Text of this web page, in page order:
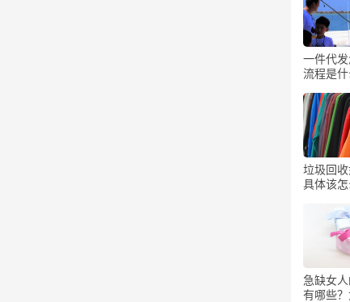
一件代发
流程是什
垃圾回收
具体该怎
急缺女
有哪些